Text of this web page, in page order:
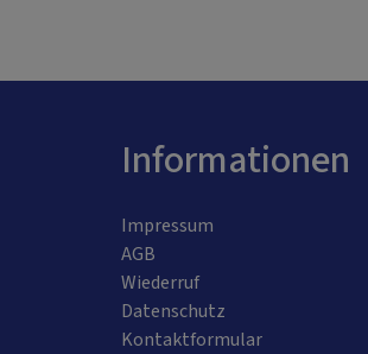
Informationen
Impressum
AGB
Wiederruf
Datenschutz
Kontaktformular